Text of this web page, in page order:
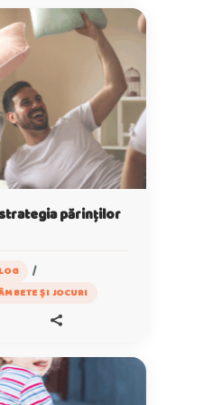
părinților
/
ȘI JOCURI